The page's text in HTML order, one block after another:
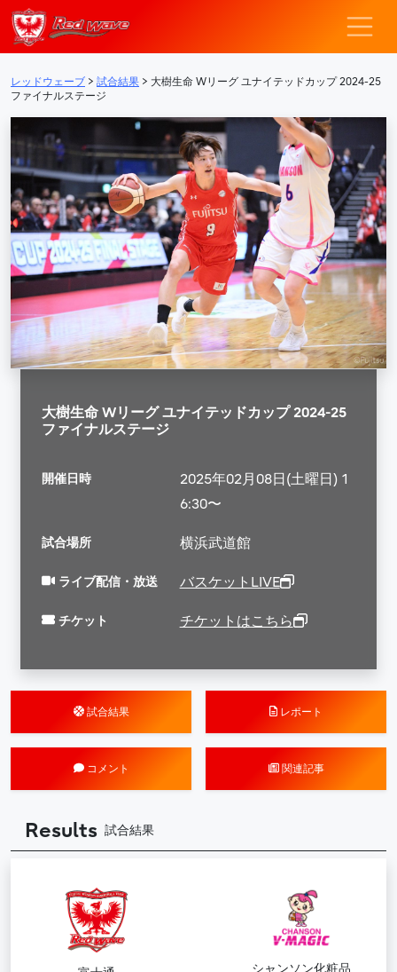
メインナビゲーション
レッドウェー
レッドウェーブ > 試合結果 > 大樹生命 Wリーグ ユナイテッドカップ 2024-25
ファイナルステージ
大樹生命 Wリーグ ユナイテッドカップ 2024-25
ファイナルステージ
開催日時
2025年02月08日(土曜日) 1
6:30〜
試合場所 横浜武道館
ライブ配信・放送 バスケットLIVE
チケット チケットはこちら
試合結果 レポート
コメント 関連記事
Results 試合結果
シャンソン化粧品